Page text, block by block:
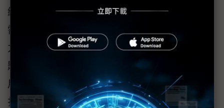
總括而論，對零售商而言，舉凡如何掌握顧客
需求、現金流管理，甚至談到供應鏈重組、人
力重組等等環節，可謂一環扣著一環，每項議
題都蘊含數位化成分，也都有輔助工具可供運
用；端看企業如何建立完善的數位部門組織，
扎實地達成個個階段性的轉型目標。